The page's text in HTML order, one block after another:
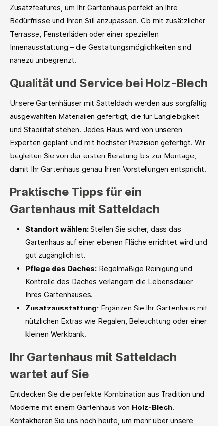
Zusatzfeatures, um Ihr Gartenhaus perfekt an Ihre
Bedürfnisse und Ihren Stil anzupassen. Ob mit zusätzlicher
Terrasse, Fensterläden oder einer speziellen
Innenausstattung – die Gestaltungsmöglichkeiten sind
nahezu unbegrenzt.
Qualität und Service bei Holz-Blech
Unsere Gartenhäuser mit Satteldach werden aus sorgfältig
ausgewählten Materialien gefertigt, die für Langlebigkeit
und Stabilität stehen. Jedes Haus wird von unseren
Experten geplant und mit höchster Präzision gefertigt. Wir
begleiten Sie von der ersten Beratung bis zur Montage,
damit Ihr Gartenhaus genau Ihren Vorstellungen entspricht.
Praktische Tipps für ein
Gartenhaus mit Satteldach
Standort wählen: Stellen Sie sicher, dass das
Gartenhaus auf einer ebenen Fläche errichtet wird und
gut zugänglich ist.
Pflege des Daches: Regelmäßige Reinigung und
Kontrolle des Daches verlängern die Lebensdauer
Ihres Gartenhauses.
Zusatzausstattung: Ergänzen Sie Ihr Gartenhaus mit
nützlichen Extras wie Regalen, Beleuchtung oder einer
kleinen Werkbank.
Ihr Gartenhaus mit Satteldach
wartet auf Sie
Entdecken Sie die perfekte Kombination aus Tradition und
Moderne mit einem Gartenhaus von Holz-Blech.
Kontaktieren Sie uns noch heute, um mehr über unsere